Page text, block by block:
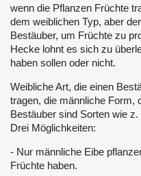
wenn die Pflanzen Früchte
dem weiblichen Typ, aber
Bestäuber, um Früchte zu
Hecke lohnt es sich zu
haben sollen oder nicht.
Weibliche Art, die einen
tragen, die männliche Form,
Bestäuber sind Sorten wie z.
Drei Möglichkeiten:
- Nur männliche Eibe
Früchte haben.